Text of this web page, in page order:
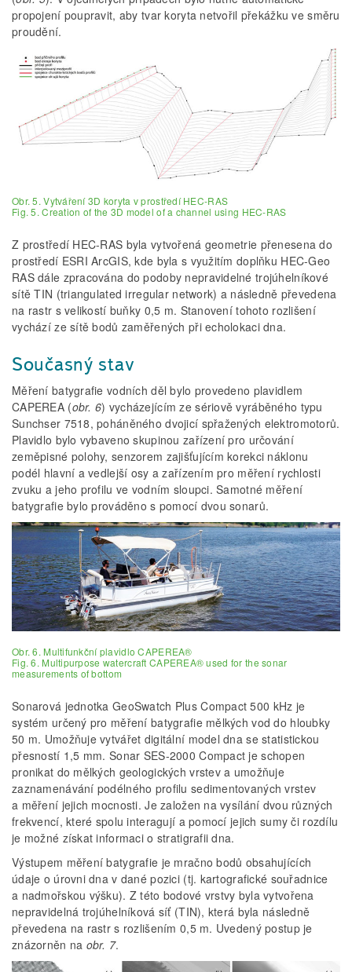
propojení poupravit, aby tvar koryta netvořil překážku ve směru
proudění.
Obr. 5. Vytváření 3D koryta v prostředí HEC-RAS
Fig. 5. Creation of the 3D model of a channel using HEC-RAS
Z prostředí HEC-RAS byla vytvořená geometrie přenesena do
prostředí ESRI ArcGIS, kde byla s využitím doplňku HEC-Geo
RAS dále zpracována do podoby nepravidelné trojúhelníkové
sítě TIN (triangulated irregular network) a následně převedena
na rastr s velikostí buňky 0,5 m. Stanovení tohoto rozlišení
vychází ze sítě bodů zaměřených při echolokaci dna.
Současný stav
Měření batygrafie vodních děl bylo provedeno plavidlem
CAPEREA (obr. 6) vycházejícím ze sériově vyráběného typu
Sunchser 7518, poháněného dvojicí spřažených elektromotorů.
Plavidlo bylo vybaveno skupinou zařízení pro určování
zeměpisné polohy, senzorem zajišťujícím korekci náklonu
podél hlavní a vedlejší osy a zařízením pro měření rychlosti
zvuku a jeho profilu ve vodním sloupci. Samotné měření
batygrafie bylo prováděno s pomocí dvou sonarů.
Obr. 6. Multifunkční plavidlo CAPEREA®
Fig. 6. Multipurpose watercraft CAPEREA® used for the sonar
measurements of bottom
Sonarová jednotka GeoSwatch Plus Compact 500 kHz je
systém určený pro měření batygrafie mělkých vod do hloubky
50 m. Umožňuje vytvářet digitální model dna se statistickou
přesností 1,5 mm. Sonar SES-2000 Compact je schopen
pronikat do mělkých geologických vrstev a umožňuje
zaznamenávání podélného profilu sedimentovaných vrstev
a měření jejich mocnosti. Je založen na vysílání dvou různých
frekvencí, které spolu interagují a pomocí jejich sumy či rozdílu
je možné získat informaci o stratigrafii dna.
Výstupem měření batygrafie je mračno bodů obsahujících
údaje o úrovni dna v dané pozici (tj. kartografické souřadnice
a nadmořskou výšku). Z této bodové vrstvy byla vytvořena
nepravidelná trojúhelníková síť (TIN), která byla následně
převedena na rastr s rozlišením 0,5 m. Uvedený postup je
znázorněn na obr. 7.